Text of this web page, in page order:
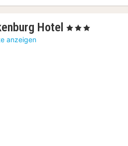
Hotel 1
, 3 Sterne
anzeigen